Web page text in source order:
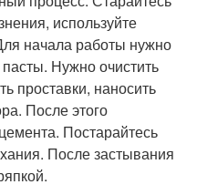
используйте
начала работы нужно
Нужно очистить
проставки, наносить
После этого
Постарайтесь
После застывания